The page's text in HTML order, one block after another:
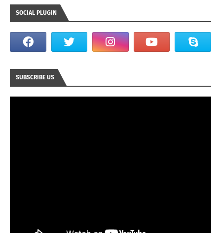
SOCIAL PLUGIN
SUBSCRIBE US